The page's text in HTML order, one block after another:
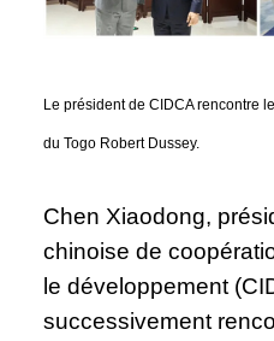
Le président de CIDCA rencontre
du Togo Robert Dussey.
Chen Xiaodong,
chinoise de
le développement
successivement